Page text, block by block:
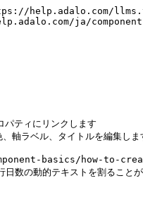
help.adalo.com/
ja/
ティにリンクします
軸ラベル、タイトルを編集しま
basics/how-to-
数の動的テキストを割ることが